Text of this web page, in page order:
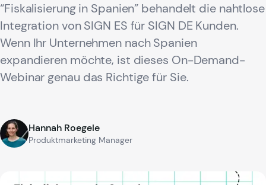
“Fiskalisierung in Spanien” behandelt die nahtlose
Integration von SIGN ES für SIGN DE Kunden.
Wenn Ihr Unternehmen nach Spanien
expandieren möchte, ist dieses On-Demand-
Webinar genau das Richtige für Sie.
Hannah Roegele
Produktmarketing Manager